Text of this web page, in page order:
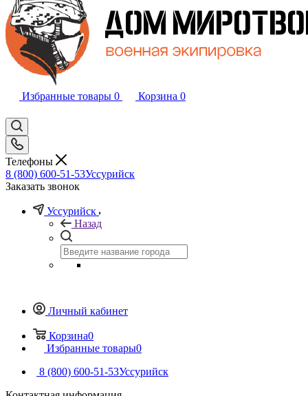
Избранные товары 0 Корзина 0
Телефоны
8 (800) 600-51-53Уссурийск
Заказать звонок
Уссурийск
Назад
Личный кабинет
Корзина0
Избранные товары0
8 (800) 600-51-53Уссурийск